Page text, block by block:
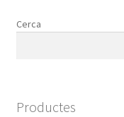
Cerca
Productes